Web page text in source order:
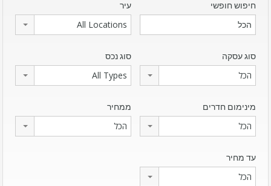
חיפוש חופשי עיר
All Locations
סוג עסקה
הכל
סוג נכס
All Types
מינימום חדרים
הכל
ממחיר
הכל
עד מחיר
הכל